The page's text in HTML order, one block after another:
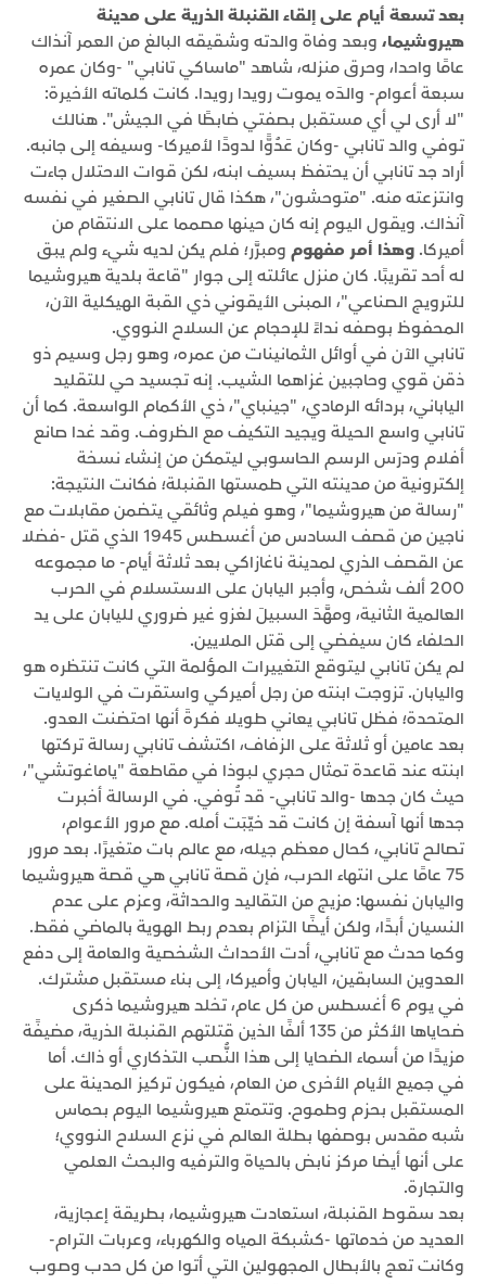
بعد تسعة أيام على إلقاء القنبلة الذرية على مدينة
هيروشيما، وبعد وفاة والدته وشقيقه البالغ من العمر آنذاك
عامًا واحدا، وحرق منزله، شاهد "ماساكي تانابي" -وكان عمره
سبعة أعوام- والدَه يموت رويدا رويدا. كانت كلماته الأخيرة:
"لا أرى لي أي مستقبل بصفتي ضابطًا في الجيش". هنالك
توفي والد تانابي -وكان عَدُوًّا لدودًا لأميركا- وسيفه إلى جانبه.
أراد جد تانابي أن يحتفظ بسيف ابنه، لكن قوات الاحتلال جاءت
وانتزعته منه. "متوحشون"، هكذا قال تانابي الصغير في نفسه
آنذاك. ويقول اليوم إنه كان حينها مصمما على الانتقام من
أميركا. وهذا أمر مفهوم ومبرَّر؛ فلم يكن لديه شيء ولم يبق
له أحد تقريبًا. كان منزل عائلته إلى جوار "قاعة بلدية هيروشيما
للترويج الصناعي"، المبنى الأيقوني ذي القبة الهيكلية الآن،
المحفوظ بوصفه نداءً للإحجام عن السلاح النووي.
تانابي الآن في أوائل الثمانينات من عمره، وهو رجل وسيم ذو
ذقن قوي وحاجبين غزاهما الشيب. إنه تجسيد حي للتقليد
الياباني، بردائه الرمادي، "جينباي"، ذي الأكمام الواسعة. كما أن
تانابي واسع الحيلة ويجيد التكيف مع الظروف. وقد غدا صانع
أفلام ودرَس الرسم الحاسوبي ليتمكن من إنشاء نسخة
إلكترونية من مدينته التي طمستها القنبلة؛ فكانت النتيجة:
"رسالة من هيروشيما"، وهو فيلم وثائقي يتضمن مقابلات مع
ناجين من قصف السادس من أغسطس 1945 الذي قتل -فضلا
عن القصف الذري لمدينة ناغازاكي بعد ثلاثة أيام- ما مجموعه
200 ألف شخص، وأجبر اليابان على الاستسلام في الحرب
العالمية الثانية، ومهَّدَ السبيلَ لغزو غير ضروري لليابان على يد
الحلفاء كان سيفضي إلى قتل الملايين.
لم يكن تانابي ليتوقع التغييرات المؤلمة التي كانت تنتظره هو
واليابان. تزوجت ابنته من رجل أميركي واستقرت في الولايات
المتحدة؛ فظل تانابي يعاني طويلا فكرةَ أنها احتضنت العدو.
بعد عامين أو ثلاثة على الزفاف، اكتشف تانابي رسالة تركتها
ابنته عند قاعدة تمثال حجري لبوذا في مقاطعة "ياماغوتشي"،
حيث كان جدها -والد تانابي- قد تُوفي. في الرسالة أخبرت
جدها أنها آسفة إن كانت قد خيّبَت أمله. مع مرور الأعوام،
تصالح تانابي، كحال معظم جيله، مع عالم بات متغيرًا. بعد مرور
75 عامًا على انتهاء الحرب، فإن قصة تانابي هي قصة هيروشيما
واليابان نفسها: مزيج من التقاليد والحداثة، وعزم على عدم
النسيان أبدًا، ولكن أيضًا التزام بعدم ربط الهوية بالماضي فقط.
وكما حدث مع تانابي، أدت الأحداث الشخصية والعامة إلى دفع
العدوين السابقين، اليابان وأميركا، إلى بناء مستقبل مشترك.
في يوم 6 أغسطس من كل عام، تخلد هيروشيما ذكرى
ضحاياها الأكثر من 135 ألفًا الذين قتلتهم القنبلة الذرية، مضيفًة
مزيدًا من أسماء الضحايا إلى هذا النُّصب التذكاري أو ذاك. أما
في جميع الأيام الأخرى من العام، فيكون تركيز المدينة على
المستقبل بحزم وطموح. وتتمتع هيروشيما اليوم بحماس
شبه مقدس بوصفها بطلة العالم في نزع السلاح النووي؛
على أنها أيضا مركز نابض بالحياة والترفيه والبحث العلمي
والتجارة.
بعد سقوط القنبلة، استعادت هيروشيما، بطريقة إعجازية،
العديد من خدماتها -كشبكة المياه والكهرباء، وعربات الترام-
وكانت تعج بالأبطال المجهولين التي أتوا من كل حدب وصوب